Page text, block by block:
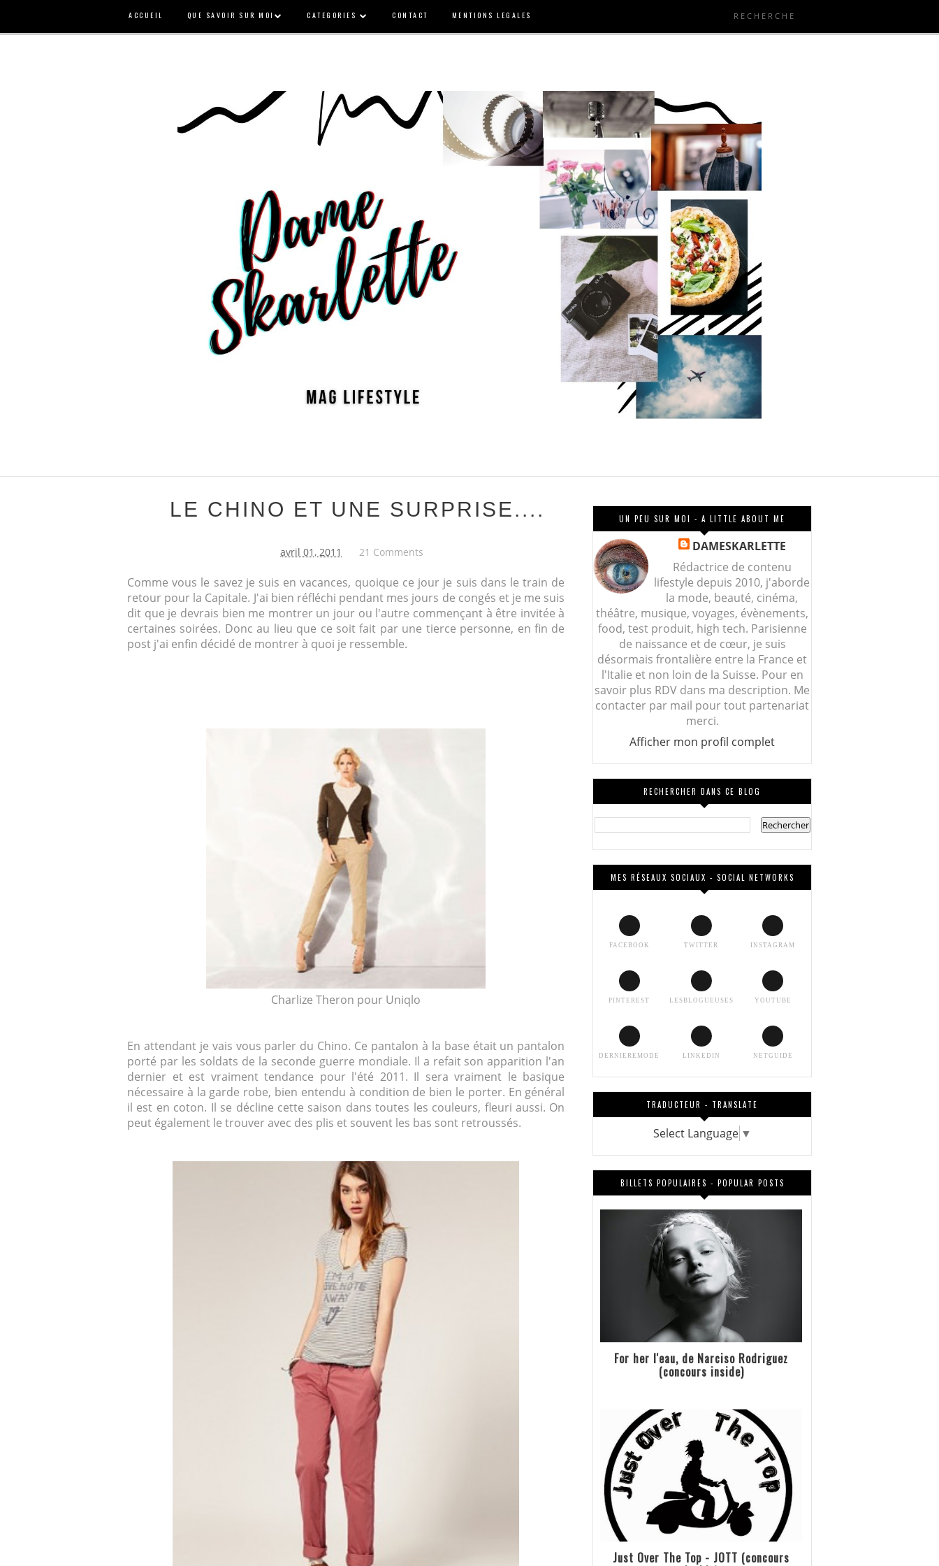
ACCUEIL QUE SAVOIR SUR MOI CATEGORIES CONTACT MENTIONS LEGALES
LE CHINO ET UNE SURPRISE....
avril 01, 2011 21 Comments
Comme vous le savez je suis en vacances, quoique ce jour je suis dans le train de
retour pour la Capitale. J'ai bien réfléchi pendant mes jours de congés et je me suis
dit que je devrais bien me montrer un jour ou l'autre commençant à être invitée à
certaines soirées. Donc au lieu que ce soit fait par une tierce personne, en fin de
post j'ai enfin décidé de montrer à quoi je ressemble.
Charlize Theron pour Uniqlo
En attendant je vais vous parler du Chino. Ce pantalon à la base était un pantalon
porté par les soldats de la seconde guerre mondiale. Il a refait son apparition l'an
dernier et est vraiment tendance pour l'été 2011. Il sera vraiment le basique
nécessaire à la garde robe, bien entendu à condition de bien le porter. En général
il est en coton. Il se décline cette saison dans toutes les couleurs, fleuri aussi. On
peut également le trouver avec des plis et souvent les bas sont retroussés.
UN PEU SUR MOI - A LITTLE ABOUT ME
DAMESKARLETTE
Rédactrice de contenu
lifestyle depuis 2010, j'aborde
la mode, beauté, cinéma,
théâtre, musique, voyages, évènements,
food, test produit, high tech. Parisienne
de naissance et de cœur, je suis
désormais frontalière entre la France et
l'Italie et non loin de la Suisse. Pour en
savoir plus RDV dans ma description. Me
contacter par mail pour tout partenariat
merci.
Afficher mon profil complet
RECHERCHER DANS CE BLOG
MES RÉSEAUX SOCIAUX - SOCIAL NETWORKS
FACEBOOK TWITTER INSTAGRAM
PINTEREST LESBLOGUEUSES YOUTUBE
DERNIEREMODE LINKEDIN NETGUIDE
TRADUCTEUR - TRANSLATE
Select Language ▼
BILLETS POPULAIRES - POPULAR POSTS
For her l'eau, de Narciso Rodriguez
(concours inside)
Just Over The Top - JOTT (concours